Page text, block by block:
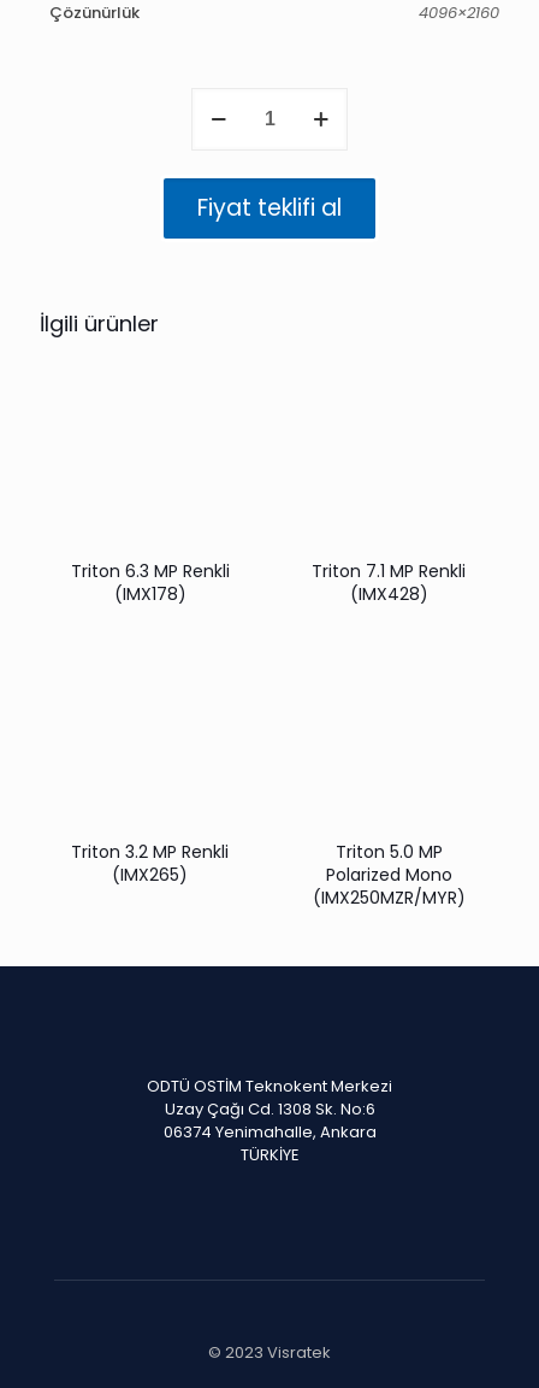
Çözünürlük
4096×2160
8.9
adet
Fiyat teklifi al
İlgili ürünler
Triton 6.3 MP Renkli
(IMX178)
Triton 7.1 MP Renkli
(IMX428)
Triton 3.2 MP Renkli
(IMX265)
Triton 5.0 MP
Polarized Mono
(IMX250MZR/MYR)
ODTÜ OSTİM Teknokent Merkezi
Uzay Çağı Cd. 1308 Sk. No:6
06374 Yenimahalle, Ankara
TÜRKİYE
© 2023 Visratek